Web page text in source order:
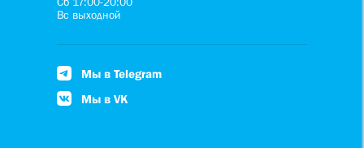
Вс выходной
Мы в Telegram
Мы в VK